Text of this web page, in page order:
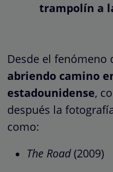
trampolín a
Desde el fenómeno
abriendo camino
estadounidense,
después la
como:
The Road(2009)